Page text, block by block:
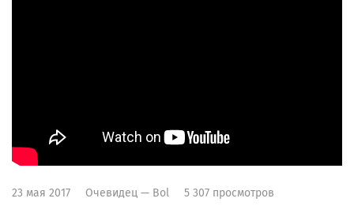
23 мая 2017 Очевидец — Bol 5 307 просмотров